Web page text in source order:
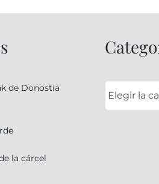
de Donostia
la cárcel